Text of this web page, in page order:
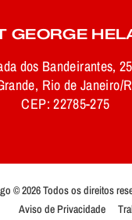
GEORGE
dos Bandeirantes,
Rio de Janeiro/
CEP: 22785-275
© 2026 Todos os direitos
Aviso de Privacidade